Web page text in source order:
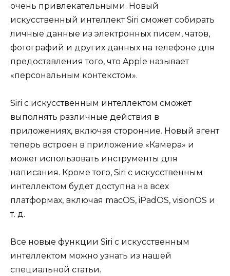
очень привлекательными. Новый
искусственный интеллект Siri сможет собирать
личные данные из электронных писем, чатов,
фотографий и других данных на телефоне для
предоставления того, что Apple называет
«персональным контекстом».
Siri с искусственным интеллектом сможет
выполнять различные действия в
приложениях, включая сторонние. Новый агент
теперь встроен в приложение «Камера» и
может использовать инструменты для
написания. Кроме того, Siri с искусственным
интеллектом будет доступна на всех
платформах, включая macOS, iPadOS, visionOS и
т. д.
Все новые функции Siri с искусственным
интеллектом можно узнать из нашей
специальной статьи.